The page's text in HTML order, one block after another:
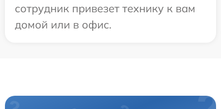
сотрудник привезет технику к вам
домой или в офис.